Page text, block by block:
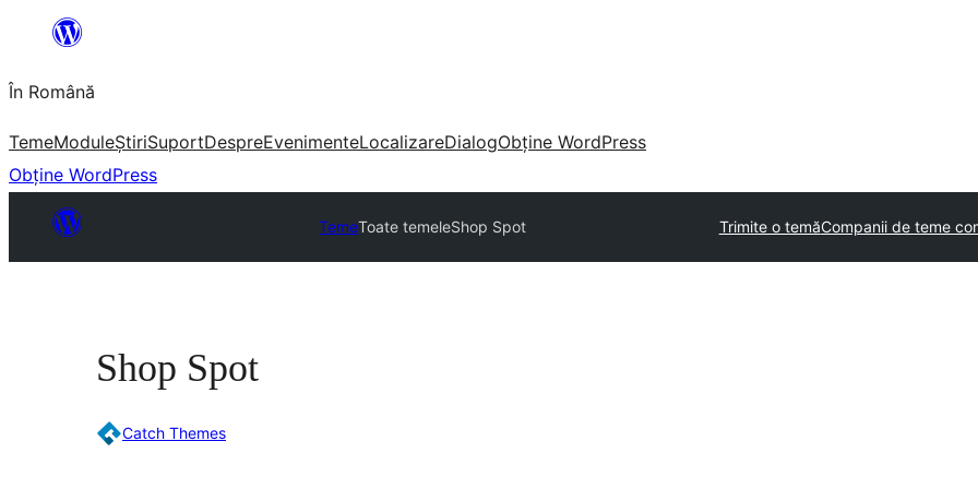
conținut
În Română
TemeModuleȘtiriSuportDespreEvenimenteLocalizareDialogObține WordPress
Obține WordPress
TemeToate temeleShop Spot Trimite o temăCompanii de teme
Shop Spot
Catch Themes